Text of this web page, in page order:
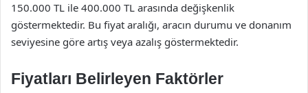
150.000 TL ile 400.000 TL arasında değişkenlik
göstermektedir. Bu fiyat aralığı, aracın durumu ve donanım
seviyesine göre artış veya azalış göstermektedir.
Fiyatları Belirleyen Faktörler